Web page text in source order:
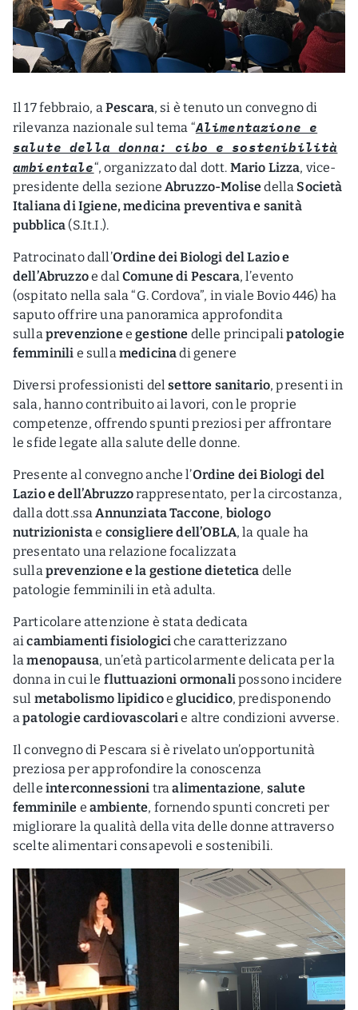
Il 17 febbraio, aPescara, si è tenuto un convegno di
rilevanza nazionale sul tema “Alimentazione e
salute della donna: cibo e sostenibilità
ambientale“, organizzato dal dott. Mario Lizza, vice-
presidente della sezioneAbruzzo-Molisedella Società
Italiana di Igiene, medicina preventiva e sanità
pubblica (S.It.I.).
Patrocinato dall’Ordine dei Biologi del Lazio e
dell’Abruzzoe dalComune di Pescara, l’evento
(ospitato nella sala “G. Cordova”, in viale Bovio 446) ha
saputo offrire una panoramica approfondita
sullaprevenzioneegestione delle principalipatologie
femminili e sullamedicinadi genere
Diversi professionisti delsettore sanitario, presenti in
sala, hanno contribuito ai lavori, con le proprie
competenze, offrendo spunti preziosi per affrontare
le sfide legate alla salute delle donne.
Presente al convegno anche l’Ordine dei Biologi del
Lazio e dell’Abruzzorappresentato, per la circostanza,
dalla dott.ssaAnnunziata Taccone, biologo
nutrizionistae consigliere dell’OBLA, la quale ha
presentato una relazione focalizzata
sullaprevenzione e la gestione dietetica delle
patologie femminili in età adulta.
Particolare attenzione è stata dedicata
aicambiamenti fisiologiciche caratterizzano
lamenopausa, un’età particolarmente delicata per la
donna in cui le fluttuazioni ormonalipossono incidere
sul metabolismo lipidicoeglucidico, predisponendo
apatologie cardiovascolarie altre condizioni avverse.
Il convegno di Pescara si è rivelato un’opportunità
preziosa per approfondire la conoscenza
delle interconnessioni traalimentazione, salute
femminile e ambiente, fornendo spunti concreti per
migliorare la qualità della vita delle donne attraverso
scelte alimentari consapevoli e sostenibili.